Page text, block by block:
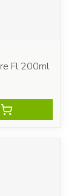
Fl 200ml